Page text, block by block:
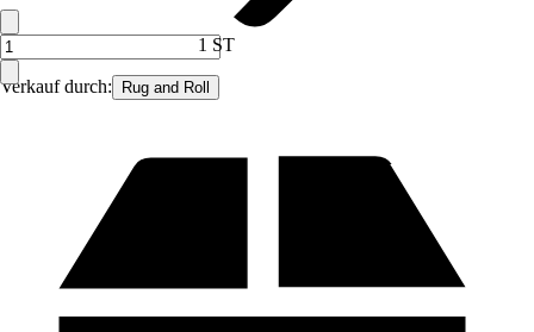
Verkauf durch: Rug and Roll
1 ST